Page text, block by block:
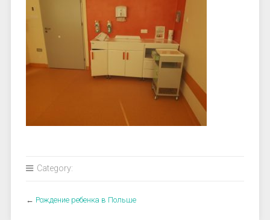
Category:
← Рождение ребенка в Польше